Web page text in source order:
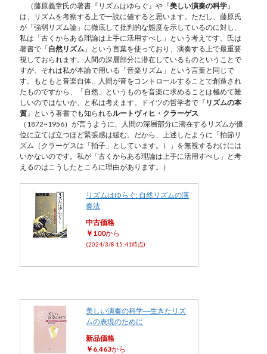
（藤原義章氏の著書『リズムはゆらぐ』や『美しい演奏の科学 』
は、リズムを考察する上で一読に値すると思います。ただし、藤原氏
が「強弱リズム論」に徹底して批判的な態度を示しているのに対し、
私は「古くからある理論は上手に活用すべし」という考えです。氏は
著書で「自然リズム 」という言葉を使っており、演奏する上で最重要
視しておられます。人間の深層部分に潜在しているものということで
すが、それは私が本論で用いる「音楽リズム」という言葉と同じで
す。もともと音楽自体、人間が音をコントロールすることで創造され
たものですから、「自然」というものを音楽に求めることは極めて難
しいのではないか、と私は考えます。ドイツの哲学者で『 リズムの本
質 』という著書でも知られるルートヴィヒ・クラーゲス
（1872~1956）が言うように、人間の深層部分に潜在するリズムが優
位に立てば立つほど緊張感は緩む。だから、上述したように「拍節リ
ズム（クラーゲスは「拍子」としています。）」を無視するわけには
いかないのです。私が「古くからある理論は上手に活用すべし」と考
えるのはこうしたところに理由があります。）
リズムはゆらぐ: 自然リズムの演
奏法
中古価格
￥100から
(2024/3/8 15:41時点)
美しい演奏の科学―生きたリズ
ムの表現のために
新品価格
￥6,463から